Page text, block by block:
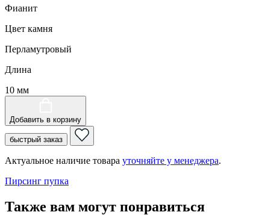
Фианит
Цвет камня
Перламутровый
Длина
10 мм
Добавить в корзину
быстрый заказ
Актуальное наличие товара уточняйте у менеджера.
Пирсинг пупка
Также вам могут понравиться